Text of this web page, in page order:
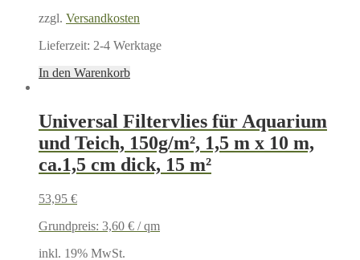
zzgl. Versandkosten
Lieferzeit: 2-4 Werktage
In den Warenkorb
Universal Filtervlies für Aquarium
und Teich, 150g/m², 1,5 m x 10 m,
ca.1,5 cm dick, 15 m²
53,95 €
Grundpreis: 3,60 € /qm
inkl. 19% MwSt.